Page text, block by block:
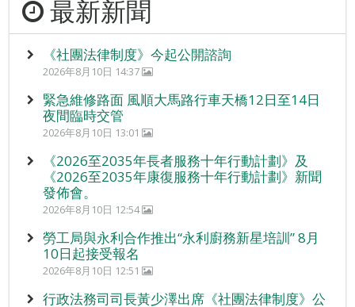
最新新聞
《社團法律制度》今起公開諮詢
2026年8月10日 14:37
緊急維修路面 風順大馬路行車天橋12日至14日
夜間臨時交管
2026年8月10日 13:01
《2026至2035年長者服務十年行動計劃》及
《2026至2035年康復服務十年行動計劃》新聞
發佈會。
2026年8月10日 12:54
勞工局與永利合作推出“永利廚務新星培訓” 8月
10日起接受報名
2026年8月10日 12:51
行政法務司司長黃少澤出席《社團法律制度》公